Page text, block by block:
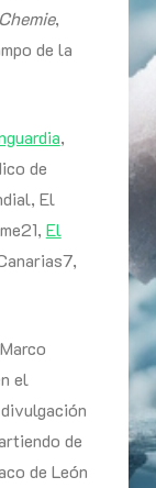
,
de la
,
de
El
El
el
de
de León